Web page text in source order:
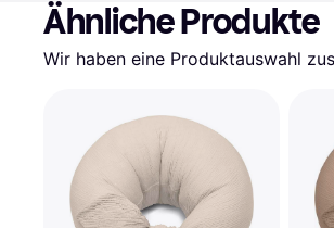
Ähnliche Produkte
Wir haben eine Produktauswahl